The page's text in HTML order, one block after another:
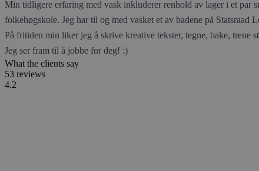
Min tidligere erfaring med vask inkluderer renhold av lager i et par
folkehøgskole. Jeg har til og med vasket et av badene på Statsraad
På fritiden min liker jeg å skrive kreative tekster, tegne, bake,
Jeg ser fram til å jobbe for deg! :)
What the clients say
53 reviews
4.2